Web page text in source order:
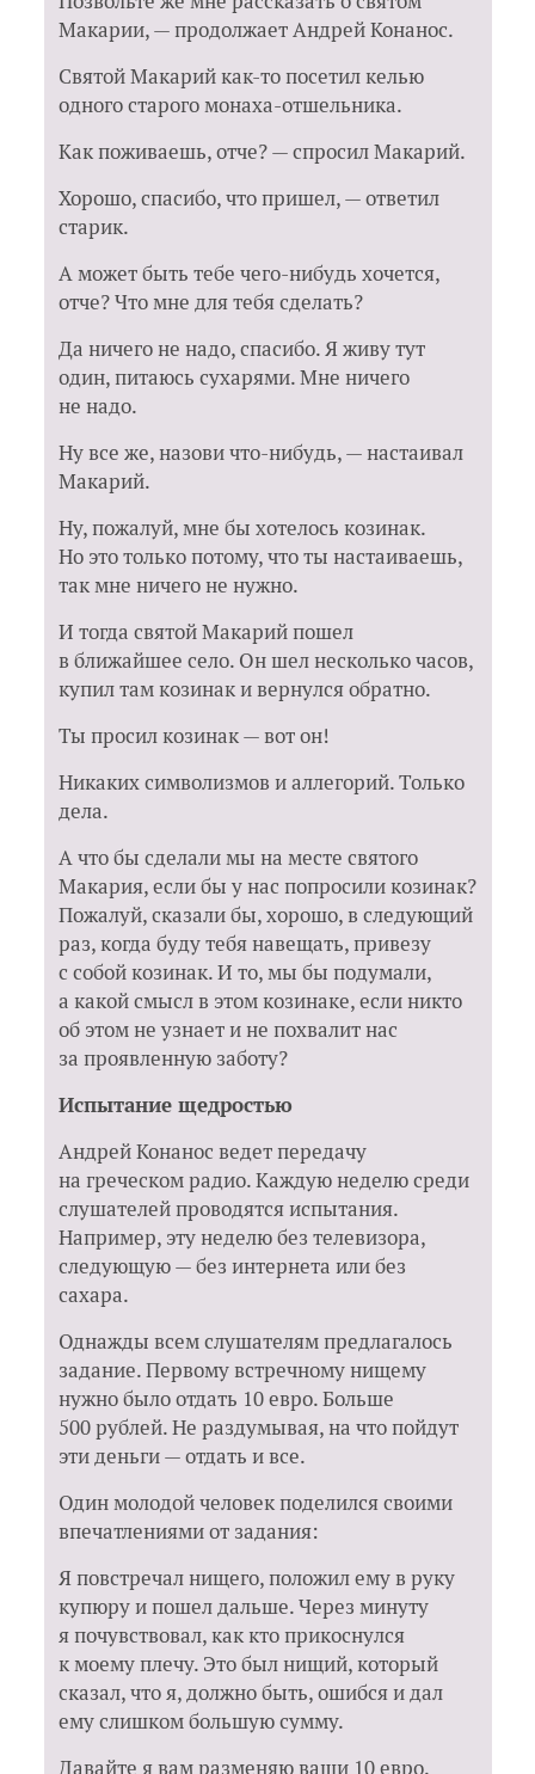
Макарии, — продолжает Андрей Конанос.
Святой Макарий как-то посетил келью
одного старого монаха-отшельника.
Как поживаешь, отче? — спросил Макарий.
Хорошо, спасибо, что пришел, — ответил
старик.
А может быть тебе чего-нибудь хочется,
отче? Что мне для тебя сделать?
Да ничего не надо, спасибо. Я живу тут
один, питаюсь сухарями. Мне ничего
не надо.
Ну все же, назови что-нибудь, — настаивал
Макарий.
Ну, пожалуй, мне бы хотелось козинак.
Но это только потому, что ты настаиваешь,
так мне ничего не нужно.
И тогда святой Макарий пошел
в ближайшее село. Он шел несколько часов,
купил там козинак и вернулся обратно.
Ты просил козинак — вот он!
Никаких символизмов и аллегорий. Только
дела.
А что бы сделали мы на месте святого
Макария, если бы у нас попросили козинак?
Пожалуй, сказали бы, хорошо, в следующий
раз, когда буду тебя навещать, привезу
с собой козинак. И то, мы бы подумали,
а какой смысл в этом козинаке, если никто
об этом не узнает и не похвалит нас
за проявленную заботу?
Испытание щедростью
Андрей Конанос ведет передачу
на греческом радио. Каждую неделю среди
слушателей проводятся испытания.
Например, эту неделю без телевизора,
следующую — без интернета или без
сахара.
Однажды всем слушателям предлагалось
задание. Первому встречному нищему
нужно было отдать 10 евро. Больше
500 рублей. Не раздумывая, на что пойдут
эти деньги — отдать и все.
Один молодой человек поделился своими
впечатлениями от задания:
Я повстречал нищего, положил ему в руку
купюру и пошел дальше. Через минуту
я почувствовал, как кто прикоснулся
к моему плечу. Это был нищий, который
сказал, что я, должно быть, ошибся и дал
ему слишком большую сумму.
Давайте я вам разменяю ваши 10 евро.